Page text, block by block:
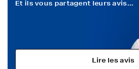
Et ils vous partagent leurs avis...
Lire les avis